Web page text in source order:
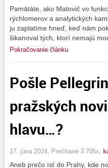
Pamätáte, ako Matovič vo
rýchlomerov a analytických
ju zaplatíme hneď, keď nám
šikanoval tých, ktorí nemajú
Pokračovanie článku
Pošle
pražských
hlavu…?
17. júna 2024, Prečítané 3 705x,
Aneb prečo ísť do Prahy, kde